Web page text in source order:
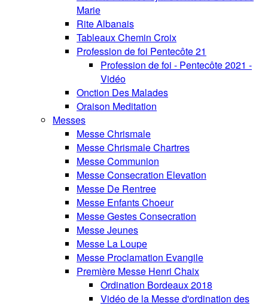
Marie
Rite Albanais
Tableaux Chemin Croix
Profession de foi Pentecôte 21
Profession de foi - Pentecôte 2021 -
Vidéo
Onction Des Malades
Oraison Meditation
Messes
Messe Chrismale
Messe Chrismale Chartres
Messe Communion
Messe Consecration Elevation
Messe De Rentree
Messe Enfants Choeur
Messe Gestes Consecration
Messe Jeunes
Messe La Loupe
Messe Proclamation Evangile
Première Messe Henri Chaix
Ordination Bordeaux 2018
Vidéo de la Messe d'ordination des